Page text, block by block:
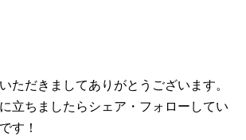
ただきましてありがとうございます。
立ちましたらシェア・フォローしてい
す！